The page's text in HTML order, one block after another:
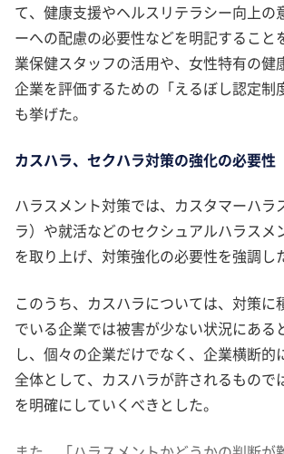
て、健康支援やヘルスリテラシー向上の
ーへの配慮の必要性などを明記すること
業保健スタッフの活用や、女性特有の健
企業を評価するための「えるぼし認定制
も挙げた。
カスハラ、セクハラ対策の強化の必要性
ハラスメント対策では、カスタマーハラ
ラ）や就活などのセクシュアルハラスメ
を取り上げ、対策強化の必要性を強調し
このうち、カスハラについては、対策に
でいる企業では被害が少ない状況にある
し、個々の企業だけでなく、企業横断的
全体として、カスハラが許されるもので
を明確にしていくべきとした。